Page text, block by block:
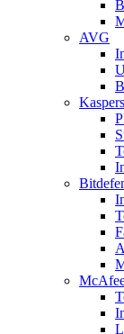
AVG